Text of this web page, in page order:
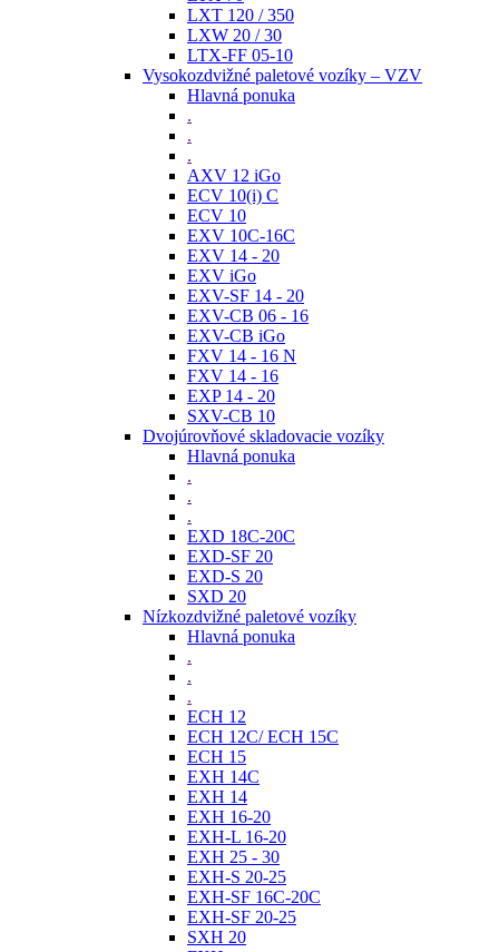
LXT 120 / 350
LXW 20 / 30
LTX-FF 05-10
Vysokozdvižné paletové vozíky – VZV
Hlavná ponuka
.
.
.
AXV 12 iGo
ECV 10(i) C
ECV 10
EXV 10C-16C
EXV 14 - 20
EXV iGo
EXV-SF 14 - 20
EXV-CB 06 - 16
EXV-CB iGo
FXV 14 - 16 N
FXV 14 - 16
EXP 14 - 20
SXV-CB 10
Dvojúrovňové skladovacie vozíky
Hlavná ponuka
.
.
.
EXD 18C-20C
EXD-SF 20
EXD-S 20
SXD 20
Nízkozdvižné paletové vozíky
Hlavná ponuka
.
.
.
ECH 12
ECH 12C/ ECH 15C
ECH 15
EXH 14C
EXH 14
EXH 16-20
EXH-L 16-20
EXH 25 - 30
EXH-S 20-25
EXH-SF 16C-20C
EXH-SF 20-25
SXH 20